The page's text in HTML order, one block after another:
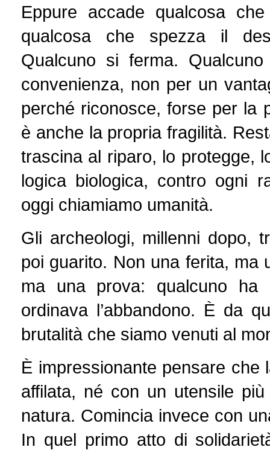
Eppure accade qualcosa
qualcosa che spezza il
Qualcuno si ferma.
convenienza, non per un
perché riconosce, forse per la
è anche la propria fragilità.
trascina al riparo, lo protegge,
logica biologica, contro ogni
oggi chiamiamo umanità.
Gli archeologi, millenni dopo,
poi guarito. Non una ferita, ma
ma una prova: qualcuno
ordinava l’abbandono. È da
brutalità che siamo venuti al
È impressionante pensare che
affilata, né con un utensile
natura. Comincia invece con
In quel primo atto di